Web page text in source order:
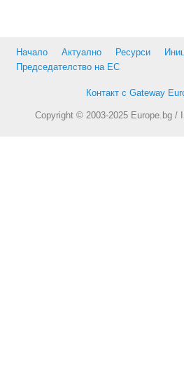
Начало Актуално Ресурси
Председателство на ЕС
Контакт с Gateway
Copyright © 2003-2025 Europe.bg /